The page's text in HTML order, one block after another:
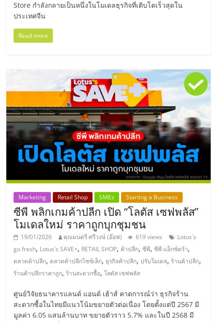
ไว,
ที่
ปรึกษา
การ
ลงทุน
และ
ขยาย
สา
ขา
แฟ
รน
ไชส์,
Store กำลังกลายเป็นหนึ่งในโมเดลธุรกิจที่เติบโตเร็วสุดใน
ประเทศจีน
Read more
Marketing Retail Shop SMEs Starting a Business
ซีพี พลิกเกมค้าปลีก เปิด “โลตัส เซฟพลัส”
โมเดลใหม่ ราคาถูกบุกชุมชน
19/01/2026 คุณมนตรี ศรีวงษ์ (อ๊อฟ) 619 views
Lotus´s
go fresh, Lotus´s SAVE+, RETAIL SHOP, ค้าปลีก,ซีพี,ซีพี แอ็กซ์ตร้า,
ตลาดค้าปลีก, ตลาดค้าปลีกไซซ์เล็ก, ธุรกิจค้าปลีก,ปรับโมเดล, ร้านค้าปลีก,
ร้านค้าปลีกราคาถูก, ร้านสะดวกซื้อ,โลตัส เซฟพลัส
ศูนย์วิจัยธนาคารแลนด์ แอนด์ เฮ้าส์ คาดการณ์ว่า ธุรกิจร้าน
สะดวกซื้อในไทยมีแนวโน้มขยายตัวต่อเนื่อง โดยตั้งแต่ปี 2567 มี
มูลค่า 6.05 แสนล้านบาท ขยายตัวราว 5.7% และในปี 2568 มี